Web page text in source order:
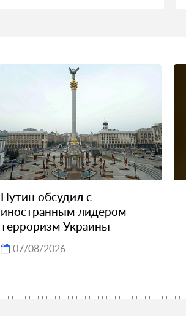
Путин обсудил с
иностранным лидером
терроризм Украины
07/08/2026